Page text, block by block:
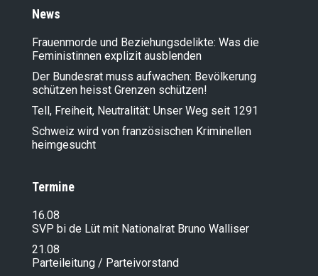
News
Frauenmorde und Beziehungsdelikte: Was die
Feministinnen explizit ausblenden
Der Bundesrat muss aufwachen: Bevölkerung
schützen heisst Grenzen schützen!
Tell, Freiheit, Neutralität: Unser Weg seit 1291
Schweiz wird von französischen Kriminellen
heimgesucht
Termine
16.08
SVP bi de Lüt mit Nationalrat Bruno Walliser
21.08
Parteileitung / Parteivorstand